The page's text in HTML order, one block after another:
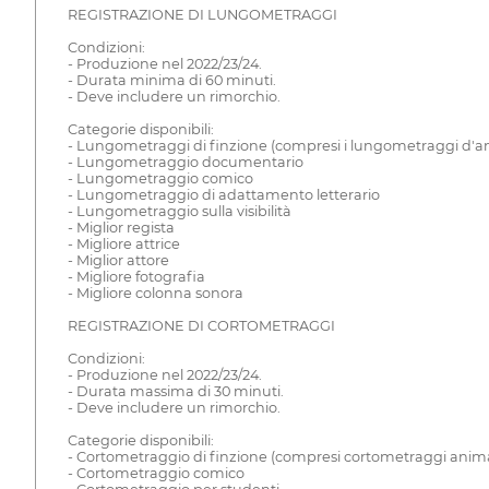
REGISTRAZIONE DI LUNGOMETRAGGI
Condizioni:
- Produzione nel 2022/23/24.
- Durata minima di 60 minuti.
- Deve includere un rimorchio.
Categorie disponibili:
- Lungometraggi di finzione (compresi i lungometraggi
- Lungometraggio documentario
- Lungometraggio comico
- Lungometraggio di adattamento letterario
- Lungometraggio sulla visibilità
- Miglior regista
- Migliore attrice
- Miglior attore
- Migliore fotografia
- Migliore colonna sonora
REGISTRAZIONE DI CORTOMETRAGGI
Condizioni:
- Produzione nel 2022/23/24.
- Durata massima di 30 minuti.
- Deve includere un rimorchio.
Categorie disponibili:
- Cortometraggio di finzione (compresi cortometraggi
- Cortometraggio comico